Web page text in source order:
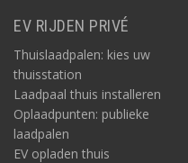
EV RIJDEN PRIVÉ
Thuislaadpalen: kies uw
thuisstation
Laadpaal thuis installeren
Oplaadpunten: publieke
laadpalen
EV opladen thuis